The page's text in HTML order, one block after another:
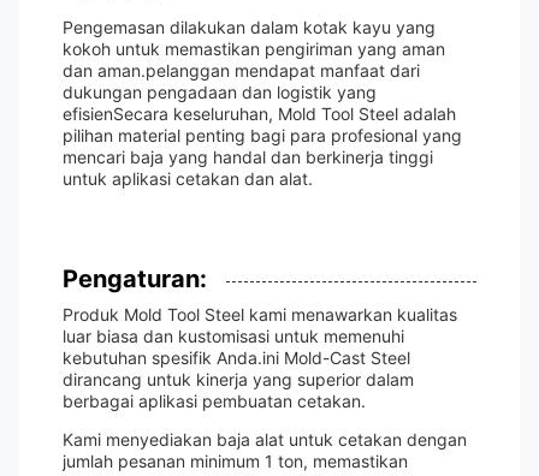
Pengemasan dilakukan dalam kotak kayu yang
kokoh untuk memastikan pengiriman yang aman
dan aman.pelanggan mendapat manfaat dari
dukungan pengadaan dan logistik yang
efisienSecara keseluruhan, Mold Tool Steel adalah
pilihan material penting bagi para profesional yang
mencari baja yang handal dan berkinerja tinggi
untuk aplikasi cetakan dan alat.
Pengaturan:
Produk Mold Tool Steel kami menawarkan kualitas
luar biasa dan kustomisasi untuk memenuhi
kebutuhan spesifik Anda.ini Mold-Cast Steel
dirancang untuk kinerja yang superior dalam
berbagai aplikasi pembuatan cetakan.
Kami menyediakan baja alat untuk cetakan dengan
jumlah pesanan minimum 1 ton, memastikan